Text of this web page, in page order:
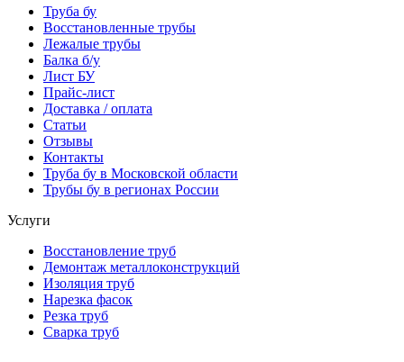
Труба бу
Восстановленные трубы
Лежалые трубы
Балка б/у
Лист БУ
Прайс-лист
Доставка / оплата
Статьи
Отзывы
Контакты
Труба бу в Московской области
Трубы бу в регионах России
Услуги
Восстановление труб
Демонтаж металлоконструкций
Изоляция труб
Нарезка фасок
Резка труб
Сварка труб